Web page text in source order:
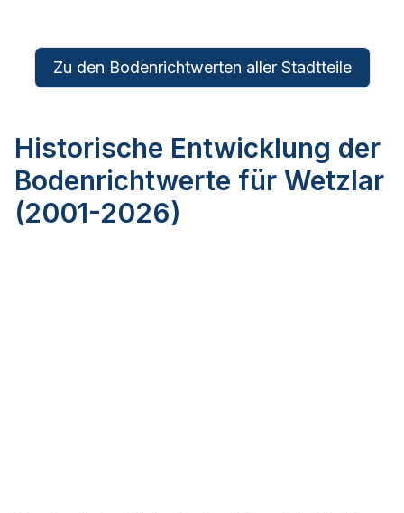
Zu den Bodenrichtwerten aller Stadtteile
Historische Entwicklung der
Bodenrichtwerte für Wetzlar
(2001-2026)